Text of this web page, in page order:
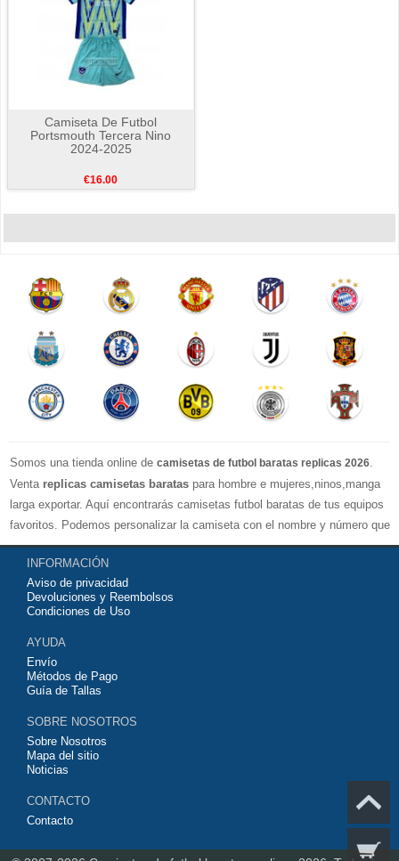
Camiseta De Futbol
Portsmouth Tercera Nino
2024-2025
€16.00
Somos una tienda online de camisetas de futbol baratas replicas 2026
Venta replicas camisetas baratas para hombre e mujeres,ninos,manga
larga exportar. Aquí encontrarás camisetas futbol baratas de tus equipos
favoritos. Podemos personalizar la camiseta con el nombre y número que
quieras. Nuestrascamisetas de futbol replicasson de máxima calidad
tailandesa por lo que estamos convencidos que quedarás muy satisfecho
con ella. Estas camisetas tienen un tejido transpirable por lo que te
servirán para jugar al fútbol o simplemente para animar a tu equipo
contáctanos y haremos lo posible para conseguirtela lo más barata
posible.
INFORMACIÓN
Aviso de privacidad
Devoluciones y Reembolsos
Condiciones de Uso
AYUDA
Envío
Métodos de Pago
Guía de Tallas
SOBRE NOSOTROS
Sobre Nosotros
Mapa del sitio
Noticias
CONTACTO
Contacto